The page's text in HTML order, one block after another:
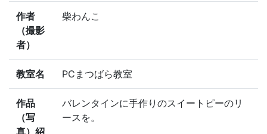
作者
（撮影
者）
柴わんこ
教室名 PCまつばら教室
作品
（写
真）紹
バレンタインに手作りのスイートピーのリ
ースを。